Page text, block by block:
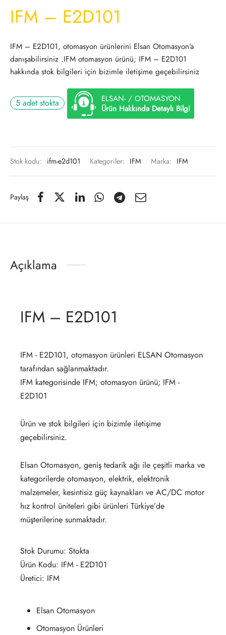
IFM – E2D101
IFM – E2D101, otomasyon ürünlerini Elsan Otomasyon’a
danışabilirsiniz .IFM otomasyon ürünü; IFM – E2D101
hakkında stok bilgileri için bizimle iletişime geçebilirsiniz
5 adet stokta
ELSAN- / OTOMASYON
Ürün Hakkında Detaylı Bilgi
Stok kodu: ifm-e2d101 Kategoriler: IFM Marka: IFM
Paylaş
Açıklama
IFM – E2D101
IFM - E2D101, otomasyon ürünleri ELSAN Otomasyon
tarafından sağlanmaktadır.
IFM kategorisinde IFM; otomasyon ürünü; IFM -
E2D101
Ürün ve stok bilgileri için bizimle iletişime
geçebilirsiniz.
Elsan Otomasyon, geniş tedarik ağı ile çeşitli marka ve
kategorilerde otomasyon, elektrik, elektronik
malzemeler, kesintisiz güç kaynakları ve AC/DC motor
hız kontrol üniteleri gibi ürünleri Türkiye’de
müşterilerine sunmaktadır.
Stok Durumu: Stokta
Ürün Kodu: IFM - E2D101
Üretici: IFM
Elsan Otomasyon
Otomasyon Ürünleri